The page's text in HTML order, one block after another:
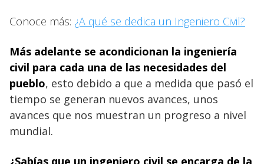
Conoce más: ¿A qué se dedica un Ingeniero Civil?
Más adelante se acondicionan la ingeniería
civil para cada una de las necesidades del
pueblo, esto debido a que a medida que pasó el
tiempo se generan nuevos avances, unos
avances que nos muestran un progreso a nivel
mundial.
¿Sabías que un ingeniero civil se encarga de la